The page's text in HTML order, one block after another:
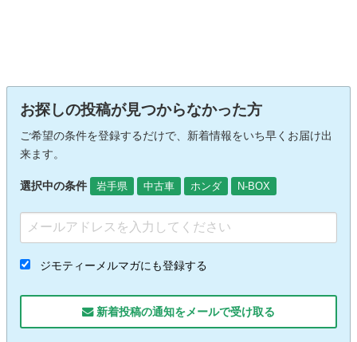
お探しの投稿が見つからなかった方
ご希望の条件を登録するだけで、新着情報をいち早くお届け出
来ます。
選択中の条件 岩手県 中古車 ホンダ N-BOX
ジモティーメルマガにも登録する
新着投稿の通知をメールで受け取る